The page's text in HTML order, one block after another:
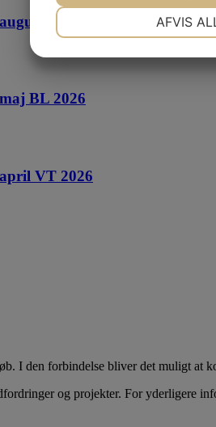
BL 2026
BL 2026
VT 2026
I den forbindelse bliver det muligt at
og projekter. For yderligere
AFVIS